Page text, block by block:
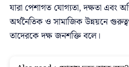
যারা পেশাগত যোগ্যতা, দক্ষতা এবং
অর্থনৈতিক ও সামাজিক উন্নয়নে
তাদেরকে দক্ষ জনশক্তি বলে।